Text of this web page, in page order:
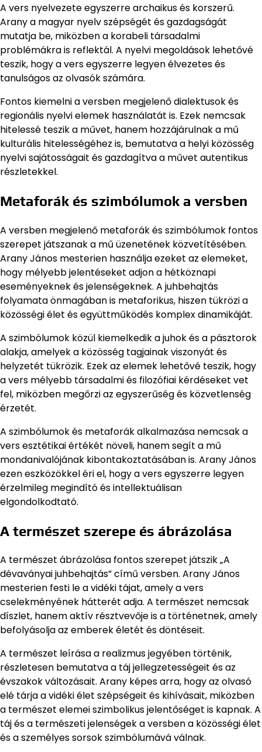
A vers nyelvezete egyszerre archaikus és korszerű.
Arany a magyar nyelv szépségét és gazdagságát
mutatja be, miközben a korabeli társadalmi
problémákra is reflektál. A nyelvi megoldások lehetővé
teszik, hogy a vers egyszerre legyen élvezetes és
tanulságos az olvasók számára.
Fontos kiemelni a versben megjelenő dialektusok és
regionális nyelvi elemek használatát is. Ezek nemcsak
hitelessé teszik a művet, hanem hozzájárulnak a mű
kulturális hitelességéhez is, bemutatva a helyi közösség
nyelvi sajátosságait és gazdagítva a művet autentikus
részletekkel.
Metaforák és szimbólumok a versben
A versben megjelenő metaforák és szimbólumok fontos
szerepet játszanak a mű üzenetének közvetítésében.
Arany János mesterien használja ezeket az elemeket,
hogy mélyebb jelentéseket adjon a hétköznapi
eseményeknek és jelenségeknek. A juhbehajtás
folyamata önmagában is metaforikus, hiszen tükrözi a
közösségi élet és együttműködés komplex dinamikáját.
A szimbólumok közül kiemelkedik a juhok és a pásztorok
alakja, amelyek a közösség tagjainak viszonyát és
helyzetét tükrözik. Ezek az elemek lehetővé teszik, hogy
a vers mélyebb társadalmi és filozófiai kérdéseket vet
fel, miközben megőrzi az egyszerűség és közvetlenség
érzetét.
A szimbólumok és metaforák alkalmazása nemcsak a
vers esztétikai értékét növeli, hanem segít a mű
mondanivalójának kibontakoztatásában is. Arany János
ezen eszközökkel éri el, hogy a vers egyszerre legyen
érzelmileg megindító és intellektuálisan
elgondolkodtató.
A természet szerepe és ábrázolása
A természet ábrázolása fontos szerepet játszik „A
dévaványai juhbehajtás” című versben. Arany János
mesterien festi le a vidéki tájat, amely a vers
cselekményének hátterét adja. A természet nemcsak
díszlet, hanem aktív résztvevője is a történetnek, amely
befolyásolja az emberek életét és döntéseit.
A természet leírása a realizmus jegyében történik,
részletesen bemutatva a táj jellegzetességeit és az
évszakok változásait. Arany képes arra, hogy az olvasó
elé tárja a vidéki élet szépségeit és kihívásait, miközben
a természet elemei szimbolikus jelentőséget is kapnak. A
táj és a természeti jelenségek a versben a közösségi élet
és a személyes sorsok szimbólumává válnak.